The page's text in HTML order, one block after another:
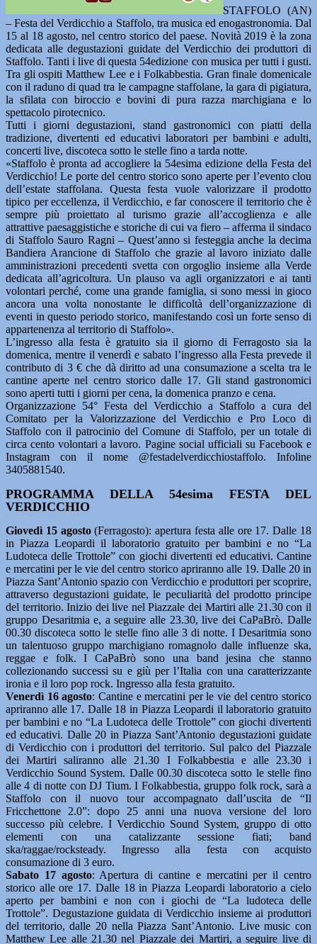
STAFFOLO (AN)
– Festa del Verdicchio a Staffolo, tra musica ed enogastronomia. Dal
15 al 18 agosto, nel centro storico del paese. Novità 2019 è la zona
dedicata alle degustazioni guidate del Verdicchio dei produttori di
Staffolo. Tanti i live di questa 54edizione con musica per tutti i gusti.
Tra gli ospiti Matthew Lee e i Folkabbestia. Gran finale domenicale
con il raduno di quad tra le campagne staffolane, la gara di pigiatura,
la sfilata con biroccio e bovini di pura razza marchigiana e lo
spettacolo pirotecnico.
Tutti i giorni degustazioni, stand gastronomici con piatti della
tradizione, divertenti ed educativi laboratori per bambini e adulti,
concerti live, discoteca sotto le stelle fino a tarda notte.
«Staffolo è pronta ad accogliere la 54esima edizione della Festa del
Verdicchio! Le porte del centro storico sono aperte per l’evento clou
dell’estate staffolana. Questa festa vuole valorizzare il prodotto
tipico per eccellenza, il Verdicchio, e far conoscere il territorio che è
sempre più proiettato al turismo grazie all’accoglienza e alle
attrattive paesaggistiche e storiche di cui va fiero – afferma il sindaco
di Staffolo Sauro Ragni – Quest’anno si festeggia anche la decima
Bandiera Arancione di Staffolo che grazie al lavoro iniziato dalle
amministrazioni precedenti svetta con orgoglio insieme alla Verde
dedicata all’agricoltura. Un plauso va agli organizzatori e ai tanti
volontari perché, come una grande famiglia, si sono messi in gioco
ancora una volta nonostante le difficoltà dell’organizzazione di
eventi in questo periodo storico, manifestando così un forte senso di
appartenenza al territorio di Staffolo».
L’ingresso alla festa è gratuito sia il giorno di Ferragosto sia la
domenica, mentre il venerdì e sabato l’ingresso alla Festa prevede il
contributo di 3 € che dà diritto ad una consumazione a scelta tra le
cantine aperte nel centro storico dalle 17. Gli stand gastronomici
sono aperti tutti i giorni per cena, la domenica pranzo e cena.
Organizzazione 54° Festa del Verdicchio a Staffolo a cura del
Comitato per la Valorizzazione del Verdicchio e Pro Loco di
Staffolo con il patrocinio del Comune di Staffolo, per un totale di
circa cento volontari a lavoro. Pagine social ufficiali su Facebook e
Instagram con il nome @festadelverdicchiostaffolo. Infoline
3405881540.
PROGRAMMA DELLA 54esima FESTA DEL
VERDICCHIO
Giovedì 15 agosto(Ferragosto): apertura festa alle ore 17. Dalle 18
in Piazza Leopardi il laboratorio gratuito per bambini e no “La
Ludoteca delle Trottole” con giochi divertenti ed educativi. Cantine
e mercatini per le vie del centro storico apriranno alle 19. Dalle 20 in
Piazza Sant’Antonio spazio con Verdicchio e produttori per scoprire,
attraverso degustazioni guidate, le peculiarità del prodotto principe
del territorio. Inizio dei live nel Piazzale dei Martiri alle 21.30 con il
gruppo Desaritmia e, a seguire alle 23.30, live dei CaPaBrò. Dalle
00.30 discoteca sotto le stelle fino alle 3 di notte. I Desaritmia sono
un talentuoso gruppo marchigiano romagnolo dalle influenze ska,
reggae e folk. I CaPaBrò sono una band jesina che stanno
collezionando successi su e giù per l’Italia con una caratterizzante
ironia e il loro pop rock. Ingresso alla festa gratuito.
Venerdì 16 agosto: Cantine e mercatini per le vie del centro storico
apriranno alle 17. Dalle 18 in Piazza Leopardi il laboratorio gratuito
per bambini e no “La Ludoteca delle Trottole” con giochi divertenti
ed educativi. Dalle 20 in Piazza Sant’Antonio degustazioni guidate
di Verdicchio con i produttori del territorio. Sul palco del Piazzale
dei Martiri saliranno alle 21.30 I Folkabbestia e alle 23.30 i
Verdicchio Sound System. Dalle 00.30 discoteca sotto le stelle fino
alle 4 di notte con DJ Tium. I Folkabbestia, gruppo folk rock, sarà a
Staffolo con il nuovo tour accompagnato dall’uscita de “Il
Fricchettone 2.0”: dopo 25 anni una nuova versione del loro
successo più celebre. I Verdicchio Sound System, gruppo di otto
elementi con una catalizzante sessione fiati; band
ska/raggae/rocksteady. Ingresso alla festa con acquisto
consumazione di 3 euro.
Sabato 17 agosto: Apertura di cantine e mercatini per il centro
storico alle ore 17. Dalle 18 in Piazza Leopardi laboratorio a cielo
aperto per bambini e non con i giochi de “La ludoteca delle
Trottole”. Degustazione guidata di Verdicchio insieme ai produttori
del territorio, dalle 20 nella Piazza Sant’Antonio. Live music con
Matthew Lee alle 21.30 nel Piazzale dei Martiri, a seguire live di